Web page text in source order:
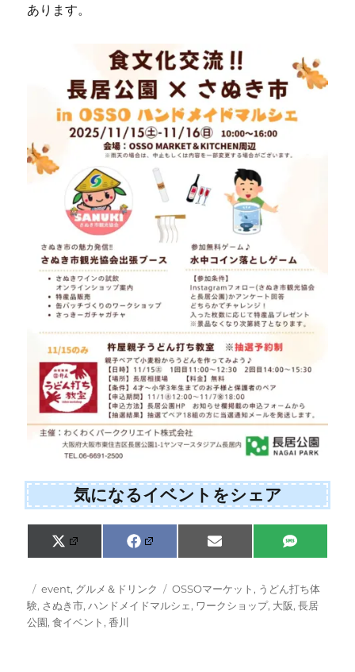
あります。
気になるイベントをシェア
Share
on
X
(
w
i
t
Share
on
F
a
e
b
o
Share
on
E
m
Share
on
S
M
投
稿
日:
カ
テ
ゴ
event, グルメ＆ドリンク
タ
グ
OSSOマーケット , うどん打ち体
験, さぬき市,ハンドメイドマルシェ, ワークショップ, 大阪,長居
公園,食イベント ,香川